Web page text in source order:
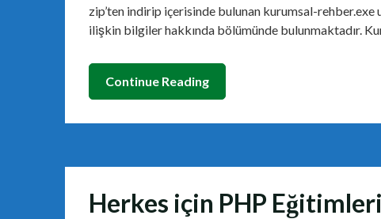
zip’ten indirip içerisinde bulunan kurumsal-rehber.exe
ilişkin bilgiler hakkında bölümünde bulunmaktadır.
Continue Reading
Herkes için PHP